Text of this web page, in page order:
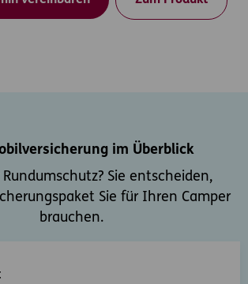
im Überblick
Rundumschutz? Sie entscheiden,
Sie für Ihren Camper
brauchen.